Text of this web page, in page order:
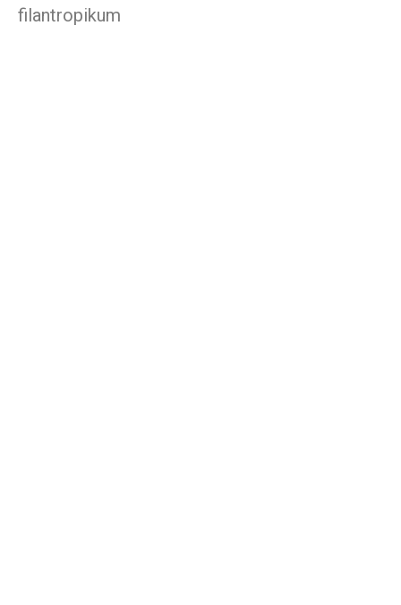
filantropikum